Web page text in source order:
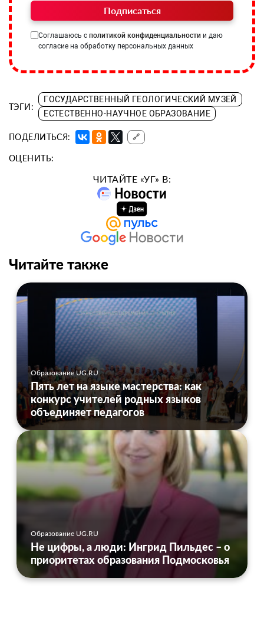
Подписаться
Соглашаюсь с политикой конфиденциальности и даю
согласие на обработку персональных данных
ТЭГИ:
ГОСУДАРСТВЕННЫЙ ГЕОЛОГИЧЕСКИЙ МУЗЕЙ
ЕСТЕСТВЕННО-НАУЧНОЕ ОБРАЗОВАНИЕ
ПОДЕЛИТЬСЯ: 🔗
ОЦЕНИТЬ:
ЧИТАЙТЕ «УГ» В:
Читайте также
Образование UG.RU
Пять лет на языке мастерства: как
конкурс учителей родных языков
объединяет педагогов
Образование UG.RU
Не цифры, а люди: Ингрид Пильдес – о
приоритетах образования Подмосковья